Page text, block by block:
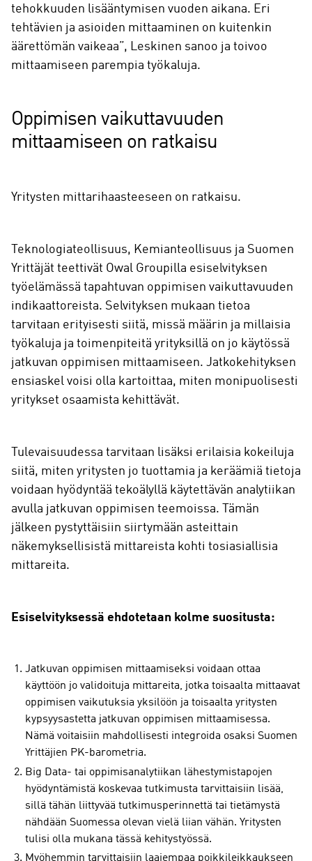
tehokkuuden lisääntymisen vuoden aikana. Eri
tehtävien ja asioiden mittaaminen on kuitenkin
äärettömän vaikeaa”, Leskinen sanoo ja toivoo
mittaamiseen parempia työkaluja.
Oppimisen vaikuttavuuden
mittaamiseen on ratkaisu
Yritysten mittarihaasteeseen on ratkaisu.
Teknologiateollisuus, Kemianteollisuus ja Suomen
Yrittäjät teettivät Owal Groupilla esiselvityksen
työelämässä tapahtuvan oppimisen vaikuttavuuden
indikaattoreista. Selvityksen mukaan tietoa
tarvitaan erityisesti siitä, missä määrin ja millaisia
työkaluja ja toimenpiteitä yrityksillä on jo käytössä
jatkuvan oppimisen mittaamiseen. Jatkokehityksen
ensiaskel voisi olla kartoittaa, miten monipuolisesti
yritykset osaamista kehittävät.
Tulevaisuudessa tarvitaan lisäksi erilaisia kokeiluja
siitä, miten yritysten jo tuottamia ja keräämiä tietoja
voidaan hyödyntää tekoälyllä käytettävän analytiikan
avulla jatkuvan oppimisen teemoissa. Tämän
jälkeen pystyttäisiin siirtymään asteittain
näkemyksellisistä mittareista kohti tosiasiallisia
mittareita.
Esiselvityksessä ehdotetaan kolme suositusta:
Jatkuvan oppimisen mittaamiseksi voidaan ottaa
käyttöön jo validoituja mittareita, jotka toisaalta mittaavat
oppimisen vaikutuksia yksilöön ja toisaalta yritysten
kypsyysastetta jatkuvan oppimisen mittaamisessa.
Nämä voitaisiin mahdollisesti integroida osaksi Suomen
Yrittäjien PK-barometria.
Big Data- tai oppimisanalytiikan lähestymistapojen
hyödyntämistä koskevaa tutkimusta tarvittaisiin lisää,
sillä tähän liittyvää tutkimusperinnettä tai tietämystä
nähdään Suomessa olevan vielä liian vähän. Yritysten
tulisi olla mukana tässä kehitystyössä.
Myöhemmin tarvittaisiin laajempaa poikkileikkaukseen